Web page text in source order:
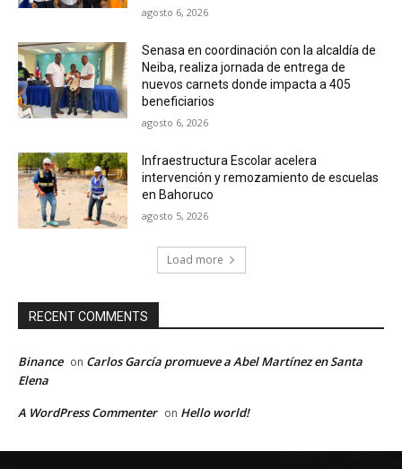
agosto 6, 2026
Senasa en coordinación con la alcaldía de
Neiba, realiza jornada de entrega de
nuevos carnets donde impacta a 405
beneficiarios
agosto 6, 2026
Infraestructura Escolar acelera
intervención y remozamiento de escuelas
en Bahoruco
agosto 5, 2026
Load more
RECENT COMMENTS
Binance on Carlos García promueve a Abel Martínez en Santa
Elena
A WordPress Commenter on Hello world!